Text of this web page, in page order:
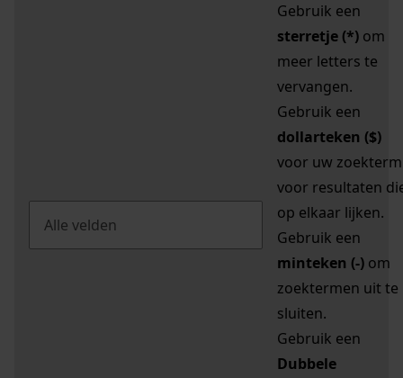
Gebruik een
sterretje (*) om
meer letters te
vervangen.
Gebruik een
dollarteken ($)
voor uw zoekterm
voor resultaten
op elkaar lijken.
Gebruik een
minteken (-) om
zoektermen uit te
sluiten.
Gebruik een
Dubbele